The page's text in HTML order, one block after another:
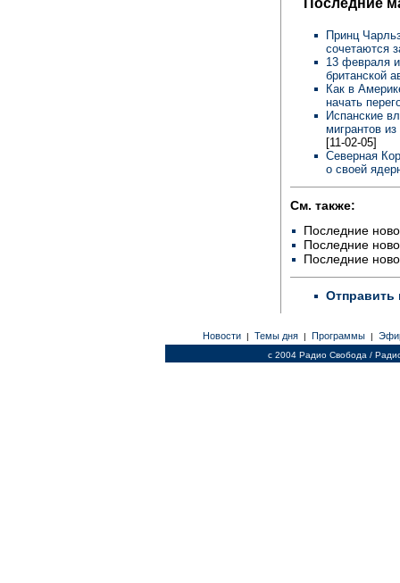
Принц
сочетаются
13 февраля
британской
Как в
начать
Испанские
мигрантов
[11-02-05]
Северная
о своей
См. также:
Последние
Последние
Последние
Отправить
Новости | Темы дня | Программы |
c 2004 Радио Свобода /